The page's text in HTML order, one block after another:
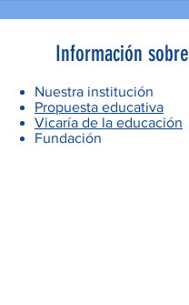
Información sobre
Nuestra institución
Propuesta educativa
Vicaría de la educación
Fundación